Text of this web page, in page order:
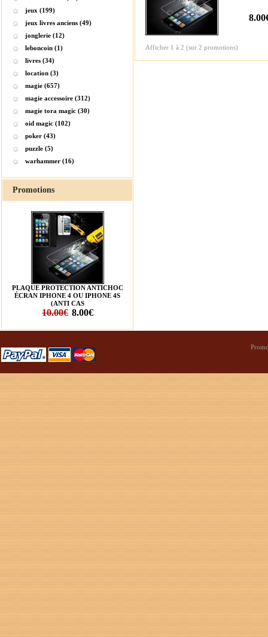
jeux (199)
jeux livres anciens (49)
jonglerie (12)
leboncoin (1)
livres (34)
location (3)
magie (657)
magie accessoire (312)
magie tora magic (30)
oid magic (102)
poker (43)
puzzle (5)
warhammer (16)
Promotions
PLAQUE PROTECTION ANTICHOC
ÉCRAN IPHONE 4 OU IPHONE 4S
(ANTI CAS
10.00€ 8.00€
Afficher 1 à 2 (sur 2 promotions)